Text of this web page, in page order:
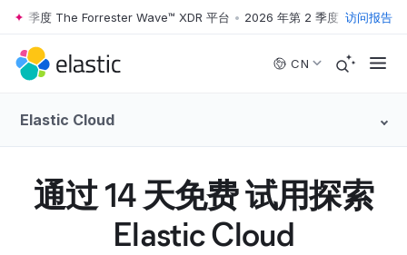
Skip to main content
2 季度 The Forrester Wave™ XDR 平台 • 2026 年第 2 季度 The访问报告
CN
Elastic Cloud
通过 14 天免费 试用探索
Elastic Cloud